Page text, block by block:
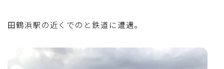
田鶴浜駅の近くでのと鉄道に遭遇。